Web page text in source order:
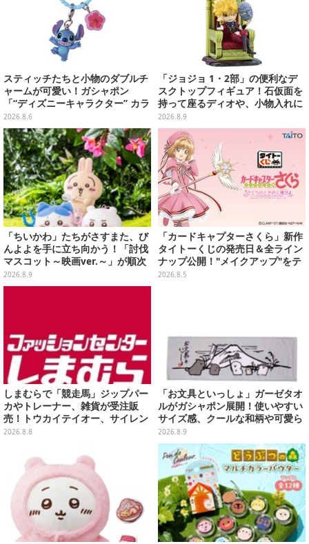
スティッチたちと小物のダブルチ
ャームが可愛い！ガシャポン
「“ディズニーキャラクター” カラ
フルマルチチャーム」が発売
2026.8.6
「ジョジョ 1・2部」の便利なデ
スクトップフィギュア！石仮面を
持って座るディオや、小物入れに
なるツェペリなどズラリ
2026.8.9
「ちいかわ」たちがさすまた、び
んよよを手に立ち向かう！「討伐
マスコット～映画ver.～」が順次
展開
2026.8.9
「カードキャプターさくら」新作
タイトーくじの発売日＆全ライン
ナップ公開！"メイクアップ"をテ
ーマに、日常でも使いたくなるア
2026.8.5
しまむらで「競走馬」ジップパー
カやトレーナー、雑貨が受注販
売！トウカイテイオー、サイレン
ススズカなど名馬をデザイン
2026.8.8
「お文具といっしょ」ガーゼタオ
ルがガシャポン展開！使いやすい
サイズ感、クールな和柄や可愛ら
しいお寿司など全4種
2026.8.9